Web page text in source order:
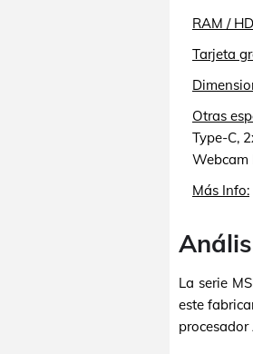
RAM /
Tarjeta
Otras
Type-C,
Webcam
Más Info:
La serie
este